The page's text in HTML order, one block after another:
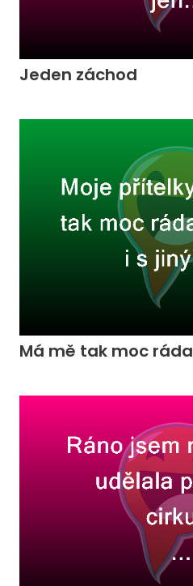
Jeden záchod
Má mě tak moc ráda